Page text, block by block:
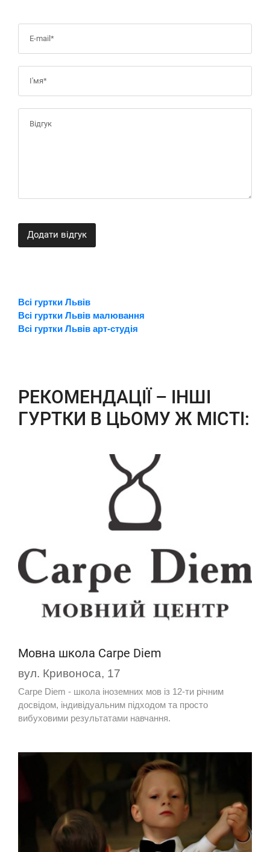
Додати відгук
Всі гуртки Львів
Всі гуртки Львів малювання
Всі гуртки Львів арт-студія
РЕКОМЕНДАЦІЇ – ІНШІ
ГУРТКИ В ЦЬОМУ Ж МІСТІ:
Мовна школа Carpe Diem
вул. Кривоноса, 17
Carpe Diem - школа іноземних мов із 12-ти річним
досвідом, індивідуальним підходом та просто
вибуховими результатами навчання.